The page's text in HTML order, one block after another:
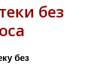
без
без